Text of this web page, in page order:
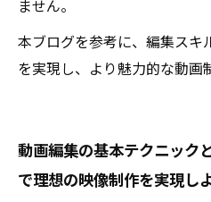
ません。
本ブログを参考に、編集スキ
を実現し、より魅力的な動画
動画編集の基本テクニック
で理想の映像制作を実現し